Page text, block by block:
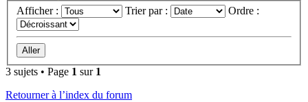
Afficher :
Trier par : Ordre :
3 sujets • Page 1 sur 1
Retourner à l’index du forum